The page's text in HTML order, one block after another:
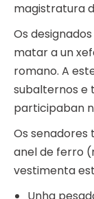
magistratura
Os
matar a un
romano. A
subalternos e
participaban
Os senadores
anel de ferro
vestimenta